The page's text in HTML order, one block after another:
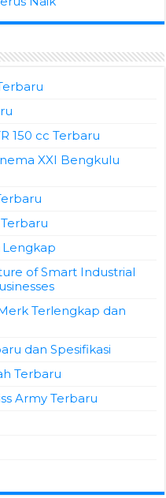
150 cc Terbaru
XXI Bengkulu
Lengkap
of Smart Industrial
Terlengkap dan
dan Spesifikasi
Terbaru
Army Terbaru